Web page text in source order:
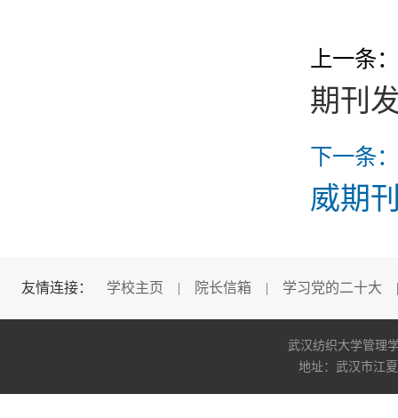
上一条：
期刊
下一条：
威期
友情连接： 学校主页 | 院长信箱 | 学习党的二十大 |
武汉纺织大学管理
地址：武汉市江